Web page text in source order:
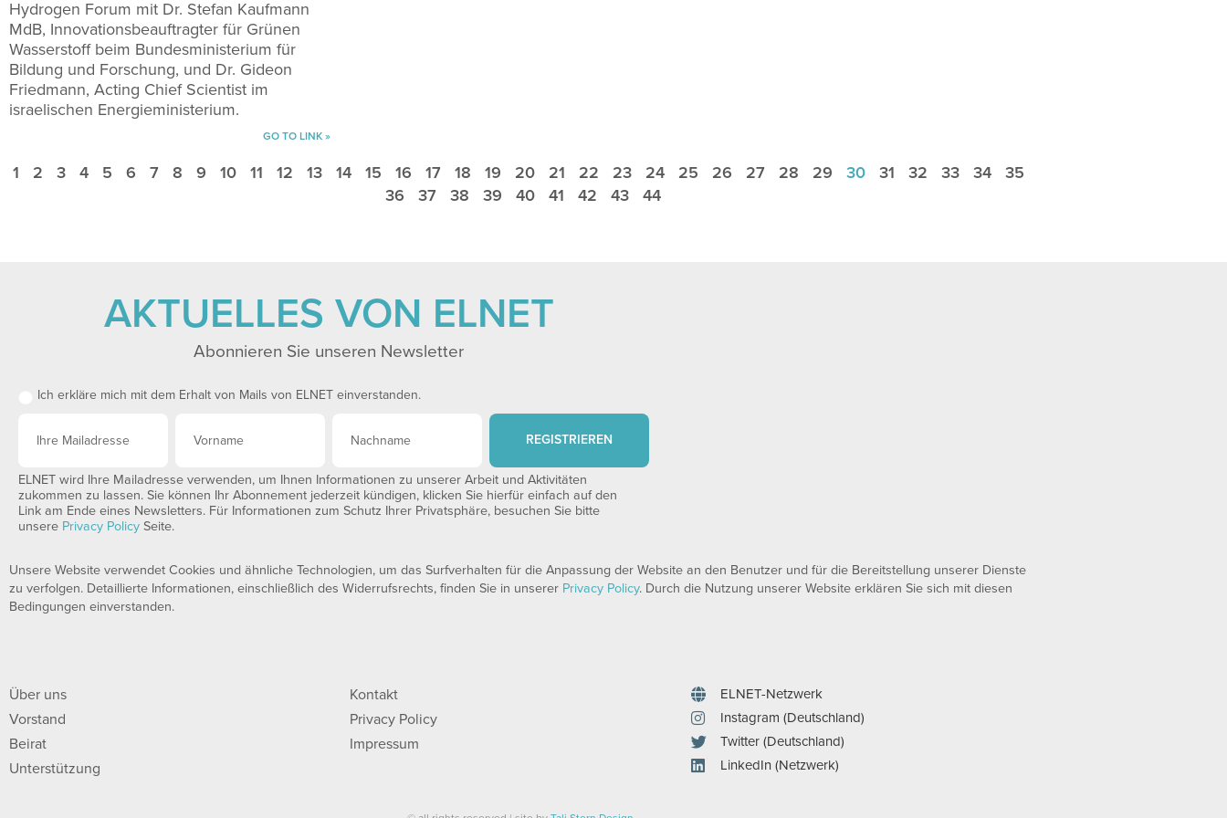
Hydrogen Forum mit Dr. Stefan Kaufmann
MdB, Innovationsbeauftragter für Grünen
Wasserstoff beim Bundesministerium für
Bildung und Forschung, und Dr. Gideon
Friedmann, Acting Chief Scientist im
israelischen Energieministerium.
GO TO LINK »
1 2 3 4 5 6 7 8 9 10 11 12 13 14 15 16 17 18 19 20 21 22 23 24 25 26 27 28 29 30 31 32 33 34
35
36
37 38 39 40 41 42 43 44
AKTUELLES VON ELNET
Abonnieren Sie unseren Newsletter
Ich erkläre mich mit dem Erhalt von Mails von ELNET einverstanden.
REGISTRIEREN
ELNET wird Ihre Mailadresse verwenden, um Ihnen Informationen zu unserer Arbeit und Aktivitäten
zukommen zu lassen. Sie können Ihr Abonnement jederzeit kündigen, klicken Sie hierfür einfach auf den
Link am Ende eines Newsletters. Für Informationen zum Schutz Ihrer Privatsphäre, besuchen Sie bitte
unsere Privacy Policy Seite.
Unsere Website verwendet Cookies und ähnliche Technologien, um das Surfverhalten für die Anpassung der Website an den Benutzer und für die Bereitstellung unserer Dienste
zu verfolgen. Detaillierte Informationen, einschließlich des Widerrufsrechts, finden Sie in unserer Privacy Policy. Durch die Nutzung unserer Website erklären Sie sich mit diesen
Bedingungen einverstanden.
Über uns
Vorstand
Beirat
Unterstützung
Kontakt
Privacy Policy
Impressum
ELNET-Netzwerk
Instagram (Deutschland)
Twitter (Deutschland)
LinkedIn (Netzwerk)